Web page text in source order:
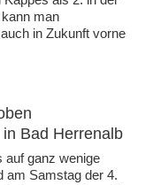
man
in Zukunft vorne
Bad Herrenalb
auf ganz wenige
am Samstag der 4.